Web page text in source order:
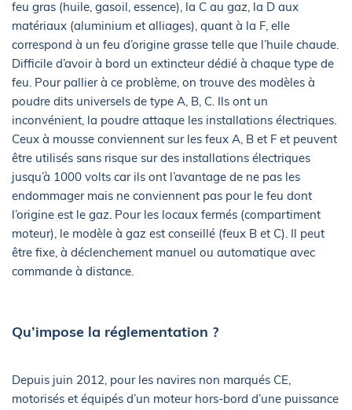
feu gras (huile, gasoil, essence), la C au gaz, la D aux
matériaux (aluminium et alliages), quant à la F, elle
correspond à un feu d’origine grasse telle que l’huile chaude.
Difficile d’avoir à bord un extincteur dédié à chaque type de
feu. Pour pallier à ce problème, on trouve des modèles à
poudre dits universels de type A, B, C. Ils ont un
inconvénient, la poudre attaque les installations électriques.
Ceux à mousse conviennent sur les feux A, B et F et peuvent
être utilisés sans risque sur des installations électriques
jusqu’à 1000 volts car ils ont l’avantage de ne pas les
endommager mais ne conviennent pas pour le feu dont
l’origine est le gaz. Pour les locaux fermés (compartiment
moteur), le modèle à gaz est conseillé (feux B et C). Il peut
être fixe, à déclenchement manuel ou automatique avec
commande à distance.
Qu’impose la réglementation ?
Depuis juin 2012, pour les navires non marqués CE,
motorisés et équipés d’un moteur hors-bord d’une puissance